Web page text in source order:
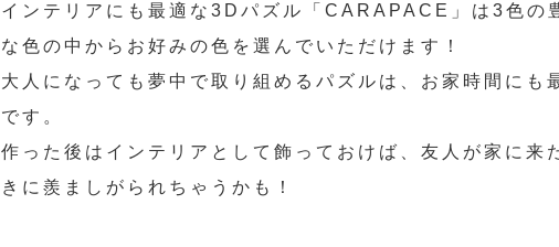
インテリアにも最適な3Dパズル「CARAPACE」は3色の
な色の中からお好みの色を選んでいただけます！
大人になっても夢中で取り組めるパズルは、お家時間にも
です。
作った後はインテリアとして飾っておけば、友人が家に来
きに羨ましがられちゃうかも！